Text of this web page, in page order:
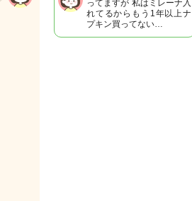
ってますが 私はミレーナ入
れてるからもう1年以上ナ
プキン買ってない…